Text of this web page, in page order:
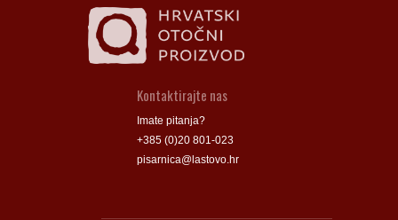
Kontaktirajte nas
Imate pitanja?
+385 (0)20 801-023
pisarnica@lastovo.hr